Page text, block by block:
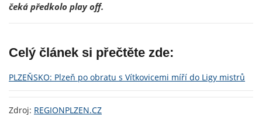
čeká předkolo play off.
Celý článek si přečtěte zde:
PLZEŇSKO: Plzeň po obratu s Vítkovicemi míří do Ligy mistrů
Zdroj: REGIONPLZEN.CZ